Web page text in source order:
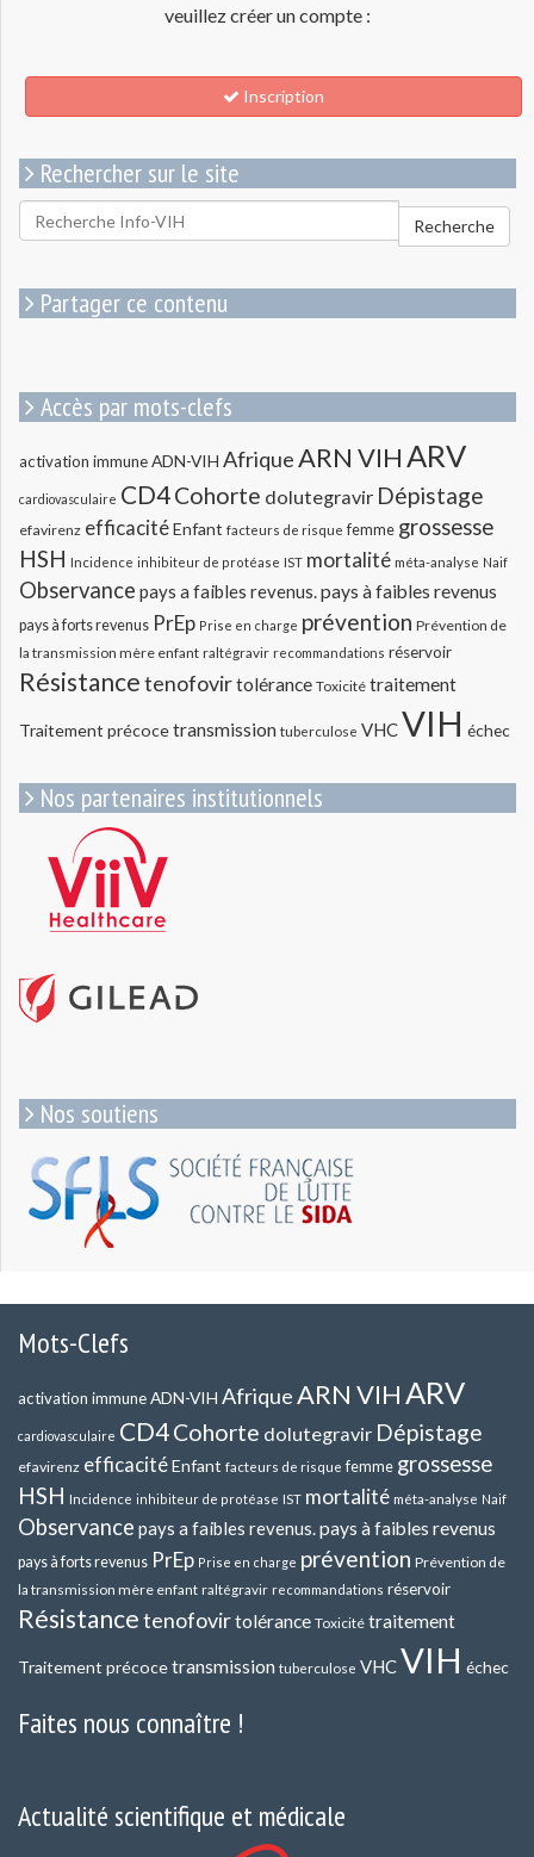
veuillez créer un compte :
Inscription
Rechercher sur le site
Rechercher
pour
Recherche
Partager ce contenu
Accès par mots-clefs
activation immuneADN-VIH AfriqueARN VIHARV
cardiovasculaire CD4Cohorte dolutegravir Dépistage
efavirenz efficacitéEnfant facteurs de risque femme grossesse
HSH Incidence inhibiteur de protéase IST mortalité méta-analyse Naif
Observance pays a faibles revenus.pays à faibles revenus
pays à forts revenus PrEp Prise en charge prévention Prévention de
la transmission mère enfant raltégravir recommandations réservoir
Résistancetenofovirtolérance Toxicité traitement
Traitement précocetransmission tuberculose VHCVIH échec
Nos partenaires institutionnels
Nos soutiens
Mots-Clefs
activation immuneADN-VIH AfriqueARN VIHARV
cardiovasculaire CD4Cohorte dolutegravir Dépistage
efavirenz efficacitéEnfant facteurs de risque femme grossesse
HSH Incidence inhibiteur de protéase IST mortalité méta-analyse Naif
Observance pays a faibles revenus.pays à faibles revenus
pays à forts revenus PrEp Prise en charge prévention Prévention de
la transmission mère enfant raltégravir recommandations réservoir
Résistancetenofovirtolérance Toxicité traitement
Traitement précocetransmission tuberculose VHCVIH échec
Faites nous connaître !
Actualité scientifique et médicale